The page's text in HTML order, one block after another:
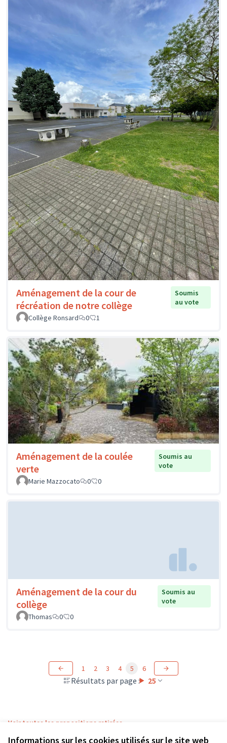
Informations sur les cookies utilisés sur le site web
Aménagement de la cour de
récréation de notre collège
Soumis
au vote
Collège Ronsard
0 1
Aménagement de la coulée
verte
Soumis au
vote
Marie Mazzocato
0 0
Aménagement de la cour du
collège
Soumis au
vote
Thomas
0 0
Résultats par page : 25
1 2 3 4 5 6
Voir toutes les propositions retirées